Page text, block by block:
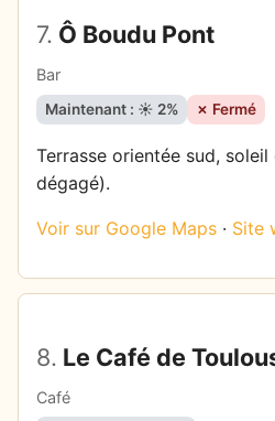
7. Ô Boudu Pont
Bar
Maintenant : ☀️ 2% ✗ Fermé
Terrasse orientée sud,
dégagé).
Voir sur Google Maps · Site
8. Le Café de
Café